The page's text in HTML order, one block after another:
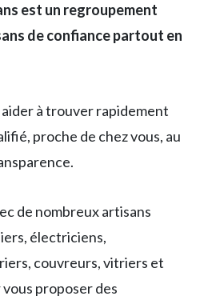
est un regroupement
de confiance partout en
à trouver rapidement
proche de chez vous, au
de nombreux artisans
électriciens,
couvreurs, vitriers et
proposer des